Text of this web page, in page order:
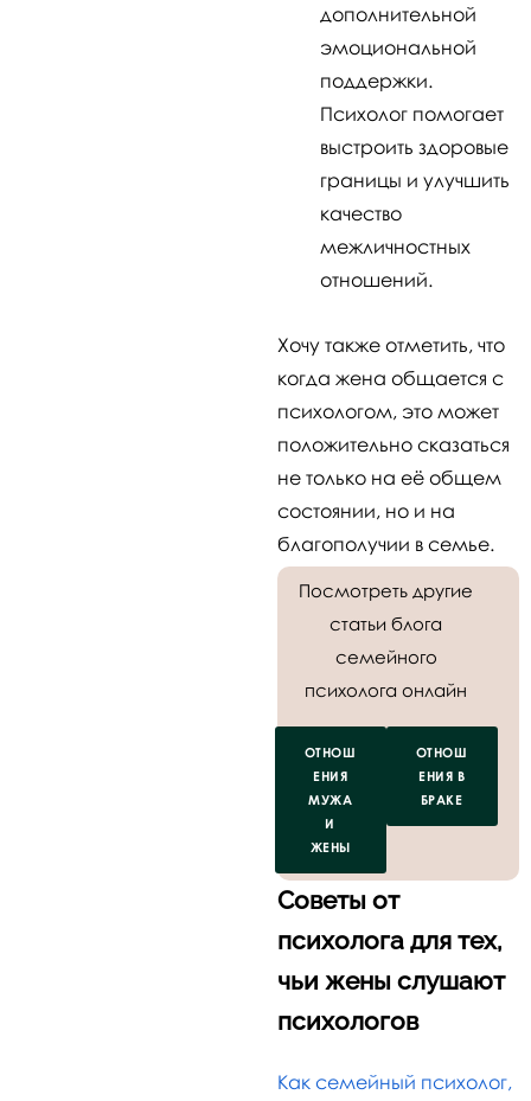
дополнительной
эмоциональной
поддержки.
Психолог помогает
выстроить здоровые
границы и улучшить
качество
межличностных
отношений.
Хочу также отметить, что
когда жена общается с
психологом, это может
положительно сказаться
не только на её общем
состоянии, но и на
благополучии в семье.
Посмотреть другие
статьи блога
семейного
психолога онлайн
ОТНОШ
ЕНИЯ
МУЖА
И
ЖЕНЫ
ОТНОШ
ЕНИЯ В
БРАКЕ
Советы от
психолога для тех,
чьи жены слушают
психологов
Как семейный психолог,